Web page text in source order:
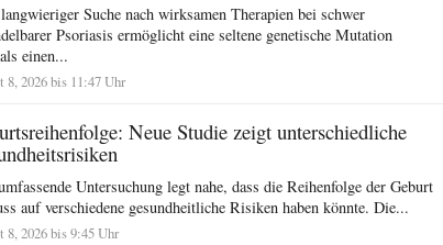
Suche nach wirksamen Therapien bei schwer
Psoriasis ermöglicht eine seltene genetische Mutation
einen...
8, 2026 bis 11:47 Uhr
Neue Studie zeigt unterschiedliche
Untersuchung legt nahe, dass die Reihenfolge der Geburt
auf verschiedene gesundheitliche Risiken haben könnte. Die...
8, 2026 bis 9:45 Uhr